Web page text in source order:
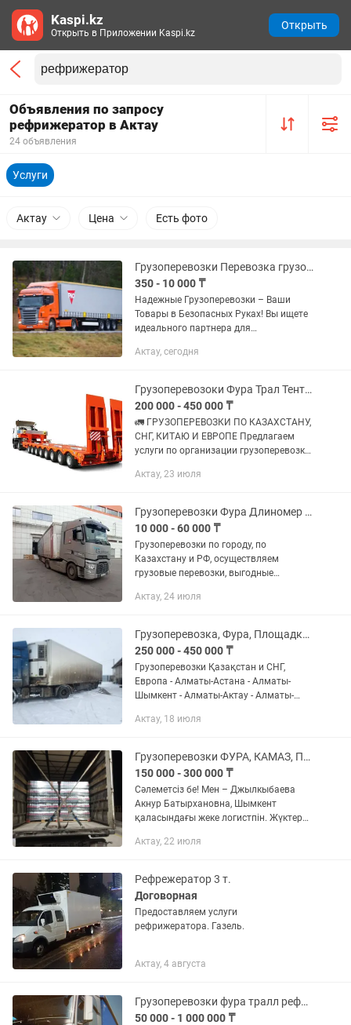
Объявления по запросу
рефрижератор в Актау
24 объявления
Услуги
Актау Цена Есть фото
Грузоперевозки Перевозка грузов Фура Тент Длинамер Рефрижераторы Камаз
350 - 10 000 ₸
Надежные Грузоперевозки – Ваши
Товары в Безопасных Руках! Вы ищете
идеального партнера для
надежный путь к успешной доставке!
Актау, сегодня
Грузоперевозоки Фура Трал Тент Камаз Логистика Рефрижератора
200 000 - 450 000 ₸
🚛 ГРУЗОПЕРЕВОЗКИ ПО КАЗАХСТАНУ,
СНГ, КИТАЮ И ЕВРОПЕ Предлагаем
услуги по организации грузоперевозки
всему Казахстану ✅ Международные
Актау, 23 июля
Грузоперевозки Фура Длиномер Площадка Рефрижератор Трал
10 000 - 60 000 ₸
Грузоперевозки по городу, по
Казахстану и РФ, осуществляем
грузовые перевозки, выгодные
оплата на ОУР с НДС и без НДС
Актау, 24 июля
Грузоперевозка, Фура, Площадка, Трал, Рефрижератор Камаз
250 000 - 450 000 ₸
Грузоперевозки Қазақстан и СНГ,
Европа - Алматы-Астана - Алматы-
Шымкент - Алматы-Актау - Алматы-
Атырау - Алматы- Караганды - Алматы-
Актау, 18 июля
Грузоперевозки ФУРА, КАМАЗ, ПЛОЩАДКА, РЕФРИЖЕРАТОР, ГАЗЕЛЬ, ТЕНТ
150 000 - 300 000 ₸
Сәлеметсіз бе! Мен – Джылкыбаева
Акнур Батырхановна, Шымкент
қаласындағы жеке логистпін. Жүктерді
қауіпсіз жеткізумен айналысамын. ✅
Актау, 22 июля
Рефрежератор 3 т.
Договорная
Предоставляем услуги
рефрижератора. Газель.
Актау, 4 августа
Грузоперевозки фура тралл рефрижератор площадка тент
50 000 - 1 000 000 ₸
Kaspi.kz
Открыть в Приложении Kaspi.kz
Открыть